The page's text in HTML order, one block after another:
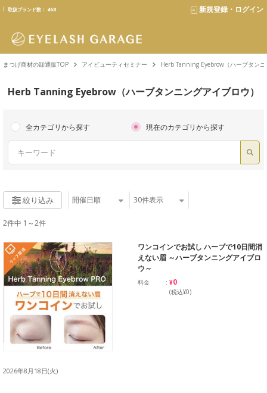
取扱ブランド数： 468 新規登録・ログイン
まつげ商材の卸通販TOP アイビューティセミナー Herb Tanning Eyebrow（ハーブタン
Herb Tanning Eyebrow（ハーブタンニングアイブロウ）
全カテゴリから探す 現在のカテゴリから探す
絞り込み 開催⽇順 30件表示
2件中 1～2件
ワンコインでお試し ハーブで10日間消
えない眉 ～ハーブタンニングアイブロ
ウ～
料金 ¥0
(税込¥0)
2026年8月18日(火)